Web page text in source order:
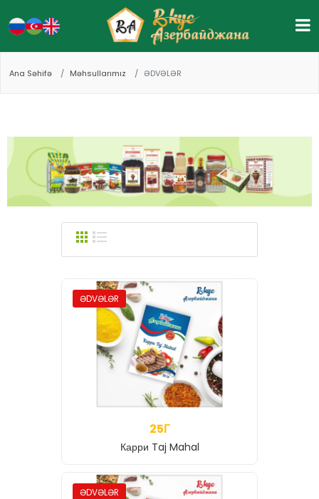
Ana Səhifə Məhsullarımız ƏDVƏLƏR
ƏDVƏLƏR
25Г
Карри Taj Mahal
ƏDVƏLƏR